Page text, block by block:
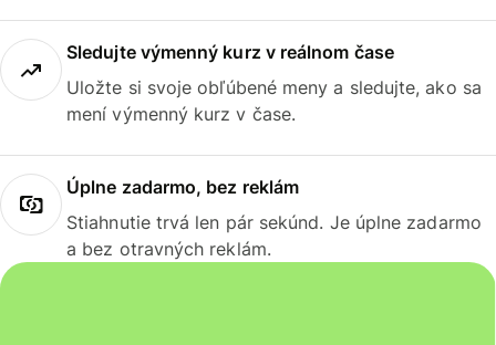
Sledujte výmenný kurz v reálnom čase
Uložte si svoje obľúbené meny a sledujte, ako sa
mení výmenný kurz v čase.
Úplne zadarmo, bez reklám
Stiahnutie trvá len pár sekúnd. Je úplne zadarmo
a bez otravných reklám.